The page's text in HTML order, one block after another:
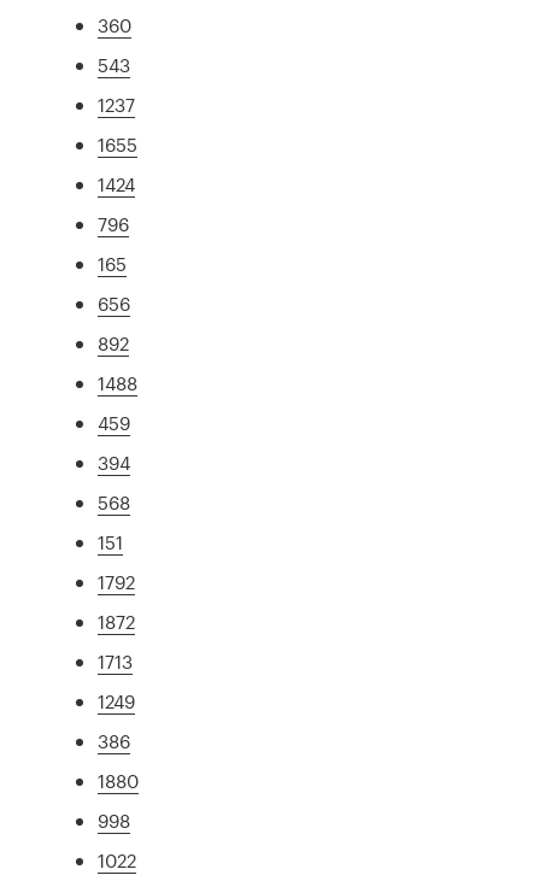
360
543
1237
1655
1424
796
165
656
892
1488
459
394
568
151
1792
1872
1713
1249
386
1880
998
1022